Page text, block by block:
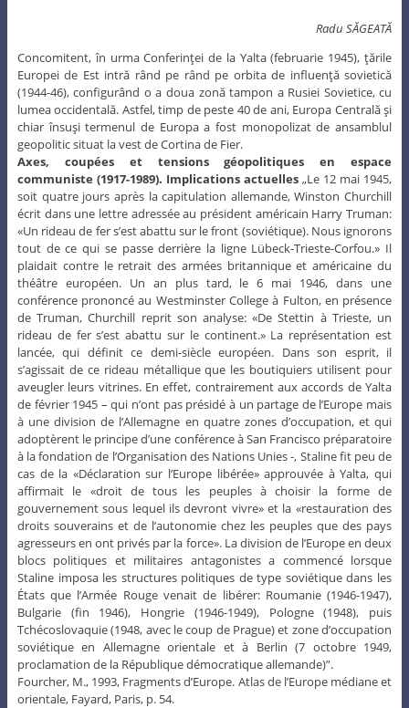
Radu SĂGEATĂ
Concomitent, în urma Conferinţei de la Yalta (februarie 1945), ţările
Europei de Est intră rând pe rând pe orbita de influenţă sovietică
(1944-46), configurând o a doua zonă tampon a Rusiei Sovietice, cu
lumea occidentală. Astfel, timp de peste 40 de ani, Europa Centrală şi
chiar însuşi termenul de Europa a fost monopolizat de ansamblul
geopolitic situat la vest de Cortina de Fier.
Axes, coupées et tensions géopolitiques en espace
communiste (1917-1989). Implications actuelles „Le 12 mai 1945,
soit quatre jours après la capitulation allemande, Winston Churchill
écrit dans une lettre adressée au président américain Harry Truman:
«Un rideau de fer s’est abattu sur le front (soviétique). Nous ignorons
tout de ce qui se passe derrière la ligne Lübeck-Trieste-Corfou.» Il
plaidait contre le retrait des armées britannique et américaine du
théâtre européen. Un an plus tard, le 6 mai 1946, dans une
conférence prononcé au Westminster College à Fulton, en présence
de Truman, Churchill reprit son analyse: «De Stettin à Trieste, un
rideau de fer s’est abattu sur le continent.» La représentation est
lancée, qui définit ce demi-siècle européen. Dans son esprit, il
s’agissait de ce rideau métallique que les boutiquiers utilisent pour
aveugler leurs vitrines. En effet, contrairement aux accords de Yalta
de février 1945 – qui n’ont pas présidé à un partage de l’Europe mais
à une division de l’Allemagne en quatre zones d’occupation, et qui
adoptèrent le principe d’une conférence à San Francisco préparatoire
à la fondation de l’Organisation des Nations Unies -, Staline fit peu de
cas de la «Déclaration sur l’Europe libérée» approuvée à Yalta, qui
affirmait le «droit de tous les peuples à choisir la forme de
gouvernement sous lequel ils devront vivre» et la «restauration des
droits souverains et de l’autonomie chez les peuples que des pays
agresseurs en ont privés par la force». La division de l’Europe en deux
blocs politiques et militaires antagonistes a commencé lorsque
Staline imposa les structures politiques de type soviétique dans les
États que l’Armée Rouge venait de libérer: Roumanie (1946-1947),
Bulgarie (fin 1946), Hongrie (1946-1949), Pologne (1948), puis
Tchécoslovaquie (1948, avec le coup de Prague) et zone d’occupation
soviétique en Allemagne orientale et à Berlin (7 octobre 1949,
proclamation de la République démocratique allemande)”.
Fourcher, M., 1993, Fragments d’Europe. Atlas de l’Europe médiane et
orientale, Fayard, Paris, p. 54.